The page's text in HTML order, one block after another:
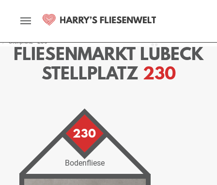
Stellplatz - 230
FLIESENMARKT LÜBECK
STELLPLATZ 230
230
Bodenfliese